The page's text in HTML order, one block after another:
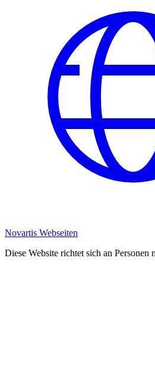
Novartis Webseiten
Diese Website richtet sich an